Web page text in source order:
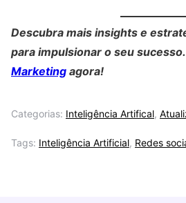
Descubra mais insights e
para impulsionar o seu
Marketing agora!
Categorias: Inteligência Artifical,
Tags: Inteligência Artificial, Redes